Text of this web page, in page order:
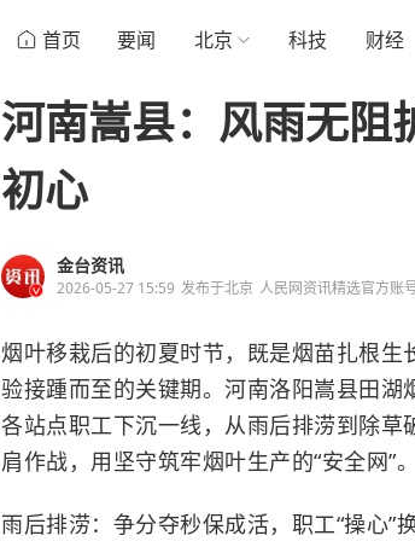
首页 要闻 北京 科技 财经
河南嵩县：风雨无阻
初心
金台资讯
2026-05-27 15:59 发布于北京 人民网资讯精选官方账
烟叶移栽后的初夏时节，既是烟苗扎根
验接踵而至的关键期。河南洛阳嵩县田湖
各站点职工下沉一线，从雨后排涝到除
肩作战，用坚守筑牢烟叶生产的“安全网”。
雨后排涝：争分夺秒保成活，职工“操心”